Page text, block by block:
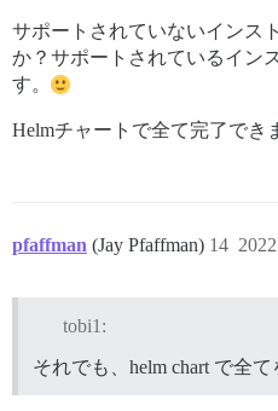
サポートされていないインス
か？サポートされているイン
す。
Helmチャートで全て完了でき
pfaffman (Jay Pfaffman) 14
tobi1:
それでも、helm chart で全